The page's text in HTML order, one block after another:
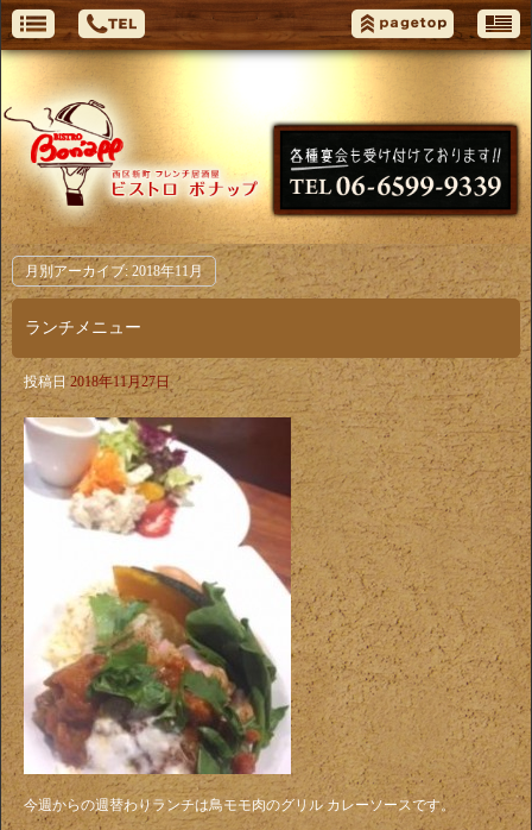
月別アーカイブ: 2018年11月
ランチメニュー
投稿日 2018年11月27日
今週からの週替わりランチは鳥モモ肉のグリル カレーソースです。